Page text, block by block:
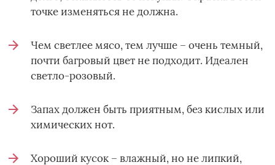
точке изменяться не должна.
Чем светлее мясо, тем лучше – очень темный,
почти багровый цвет не подходит. Идеален
светло-розовый.
Запах должен быть приятным, без кислых или
химических нот.
Хороший кусок – влажный, но не липкий,